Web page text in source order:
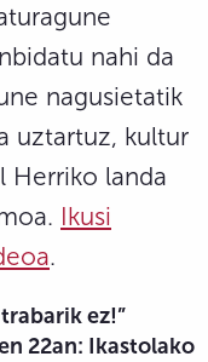
nahi da
nagusietatik
uztartuz, kultur
Herriko landa
Ikusi
.
ez!”
22an: Ikastolako